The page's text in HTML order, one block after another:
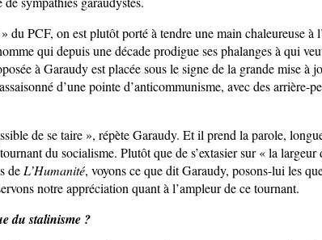
du PCF, on est plutôt porté à tendre une main chaleureuse à
qui depuis une décade prodigue ses phalanges à qui
à Garaudy est placée sous le signe de la grande mise à
d’une pointe d’anti­communisme, avec des arrière-
de se taire », répète Garaudy. Et il prend la parole,
du socialisme. Plutôt que de s’extasier sur « la
de L’Humanité, voyons ce que dit Garaudy, posons-lui les
notre appréciation quant à l’ampleur de ce tournant.
du stalinisme ?